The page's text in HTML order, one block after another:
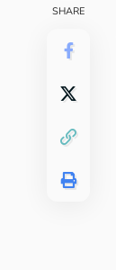
SHARE